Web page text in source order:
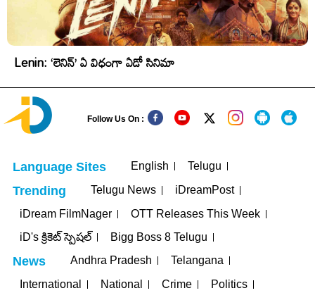
Lenin: ‘లెనిన్’ ఏ విధంగా ఏడో సినిమా
Follow Us On :
Language Sites English Telugu
Trending Telugu News
iDreamPost
iDream FilmNager
OTT Releases This Week
iD's క్రికెట్ స్పెషల్
Bigg Boss 8 Telugu
News Andhra Pradesh
Telangana
International
National Crime Politics